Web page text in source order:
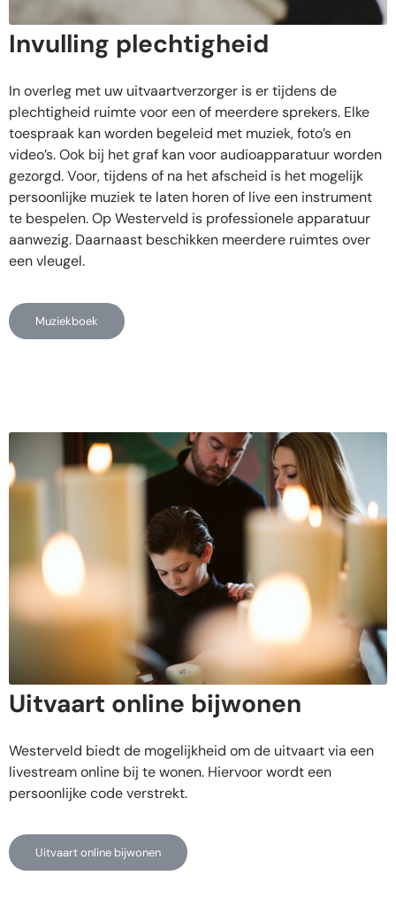
Invulling plechtigheid
In overleg met uw uitvaartverzorger is er tijdens de
plechtigheid ruimte voor een of meerdere sprekers. Elke
toespraak kan worden begeleid met muziek, foto’s en
video’s. Ook bij het graf kan voor audioapparatuur worden
gezorgd. Voor, tijdens of na het afscheid is het mogelijk
persoonlijke muziek te laten horen of live een instrument
te bespelen. Op Westerveld is professionele apparatuur
aanwezig. Daarnaast beschikken meerdere ruimtes over
een vleugel.
Muziekboek
Uitvaart online bijwonen​
Westerveld biedt de mogelijkheid om de uitvaart via een
livestream online bij te wonen. Hiervoor wordt een
persoonlijke code verstrekt.
Uitvaart online bijwonen